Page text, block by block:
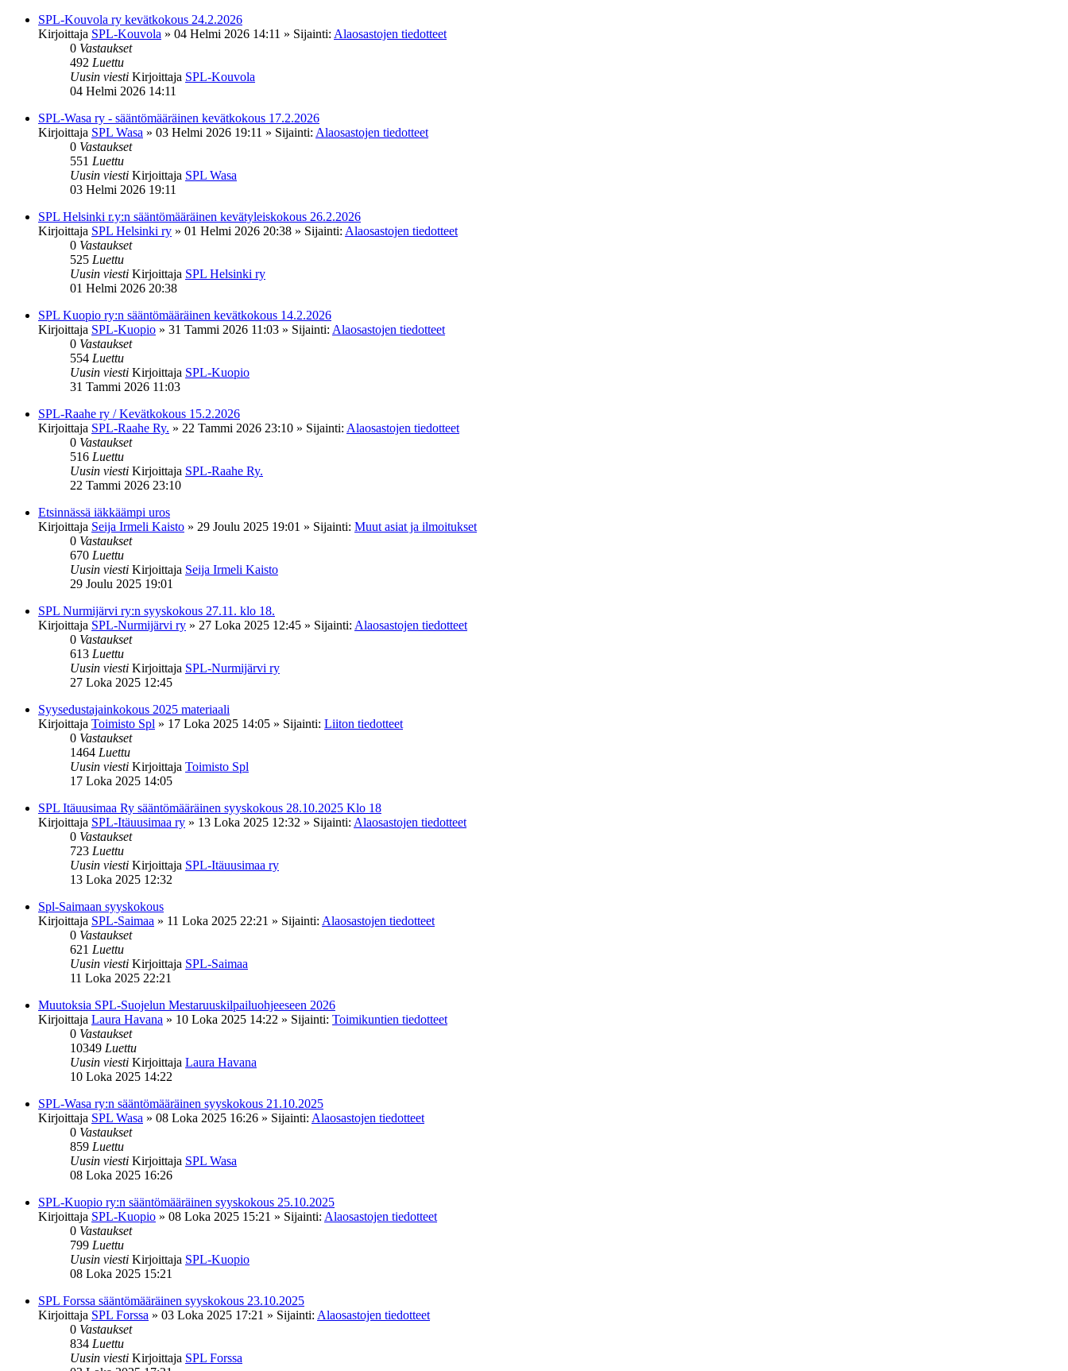
SPL-Kouvola ry kevätkokous 24.2.2026
Kirjoittaja SPL-Kouvola » 04 Helmi 2026 14:11 » Sijainti: Alaosastojen tiedotteet
0 Vastaukset
492 Luettu
Uusin viesti Kirjoittaja SPL-Kouvola
04 Helmi 2026 14:11
SPL-Wasa ry - sääntömääräinen kevätkokous 17.2.2026
Kirjoittaja SPL Wasa » 03 Helmi 2026 19:11 » Sijainti: Alaosastojen tiedotteet
0 Vastaukset
551 Luettu
Uusin viesti Kirjoittaja SPL Wasa
03 Helmi 2026 19:11
SPL Helsinki r.y:n sääntömääräinen kevätyleiskokous 26.2.2026
Kirjoittaja SPL Helsinki ry » 01 Helmi 2026 20:38 » Sijainti: Alaosastojen tiedotteet
0 Vastaukset
525 Luettu
Uusin viesti Kirjoittaja SPL Helsinki ry
01 Helmi 2026 20:38
SPL Kuopio ry:n sääntömääräinen kevätkokous 14.2.2026
Kirjoittaja SPL-Kuopio » 31 Tammi 2026 11:03 » Sijainti: Alaosastojen tiedotteet
0 Vastaukset
554 Luettu
Uusin viesti Kirjoittaja SPL-Kuopio
31 Tammi 2026 11:03
SPL-Raahe ry / Kevätkokous 15.2.2026
Kirjoittaja SPL-Raahe Ry. » 22 Tammi 2026 23:10 » Sijainti: Alaosastojen tiedotteet
0 Vastaukset
516 Luettu
Uusin viesti Kirjoittaja SPL-Raahe Ry.
22 Tammi 2026 23:10
Etsinnässä iäkkäämpi uros
Kirjoittaja Seija Irmeli Kaisto » 29 Joulu 2025 19:01 » Sijainti: Muut asiat ja ilmoitukset
0 Vastaukset
670 Luettu
Uusin viesti Kirjoittaja Seija Irmeli Kaisto
29 Joulu 2025 19:01
SPL Nurmijärvi ry:n syyskokous 27.11. klo 18.
Kirjoittaja SPL-Nurmijärvi ry » 27 Loka 2025 12:45 » Sijainti: Alaosastojen tiedotteet
0 Vastaukset
613 Luettu
Uusin viesti Kirjoittaja SPL-Nurmijärvi ry
27 Loka 2025 12:45
Syysedustajainkokous 2025 materiaali
Kirjoittaja Toimisto Spl » 17 Loka 2025 14:05 » Sijainti: Liiton tiedotteet
0 Vastaukset
1464 Luettu
Uusin viesti Kirjoittaja Toimisto Spl
17 Loka 2025 14:05
SPL Itäuusimaa Ry sääntömääräinen syyskokous 28.10.2025 Klo 18
Kirjoittaja SPL-Itäuusimaa ry » 13 Loka 2025 12:32 » Sijainti: Alaosastojen tiedotteet
0 Vastaukset
723 Luettu
Uusin viesti Kirjoittaja SPL-Itäuusimaa ry
13 Loka 2025 12:32
Spl-Saimaan syyskokous
Kirjoittaja SPL-Saimaa » 11 Loka 2025 22:21 » Sijainti: Alaosastojen tiedotteet
0 Vastaukset
621 Luettu
Uusin viesti Kirjoittaja SPL-Saimaa
11 Loka 2025 22:21
Muutoksia SPL-Suojelun Mestaruuskilpailuohjeeseen 2026
Kirjoittaja Laura Havana » 10 Loka 2025 14:22 » Sijainti: Toimikuntien tiedotteet
0 Vastaukset
10349 Luettu
Uusin viesti Kirjoittaja Laura Havana
10 Loka 2025 14:22
SPL-Wasa ry:n sääntömääräinen syyskokous 21.10.2025
Kirjoittaja SPL Wasa » 08 Loka 2025 16:26 » Sijainti: Alaosastojen tiedotteet
0 Vastaukset
859 Luettu
Uusin viesti Kirjoittaja SPL Wasa
08 Loka 2025 16:26
SPL-Kuopio ry:n sääntömääräinen syyskokous 25.10.2025
Kirjoittaja SPL-Kuopio » 08 Loka 2025 15:21 » Sijainti: Alaosastojen tiedotteet
0 Vastaukset
799 Luettu
Uusin viesti Kirjoittaja SPL-Kuopio
08 Loka 2025 15:21
SPL Forssa sääntömääräinen syyskokous 23.10.2025
Kirjoittaja SPL Forssa » 03 Loka 2025 17:21 » Sijainti: Alaosastojen tiedotteet
0 Vastaukset
834 Luettu
Uusin viesti Kirjoittaja SPL Forssa